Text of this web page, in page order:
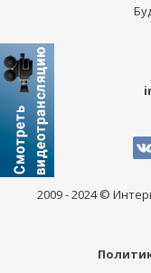
2009 - 2024 ©